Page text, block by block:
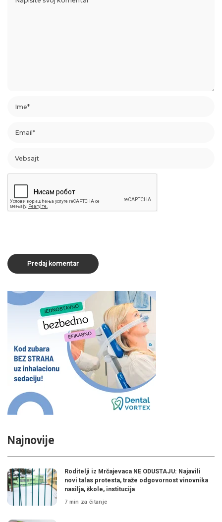
Najnovije
Roditelji iz Mrčajevaca NE ODUSTAJU: Najavili
novi talas protesta, traže odgovornost vinovnika
nasilja, škole, institucija
7 min za čitanje